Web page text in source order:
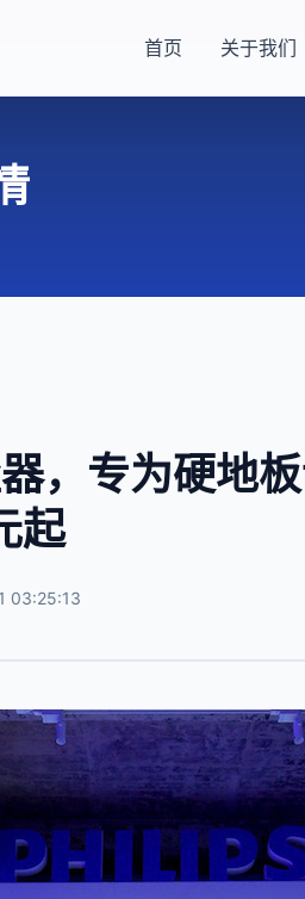
首页 关于我们
，专为硬地
起
03:25:13